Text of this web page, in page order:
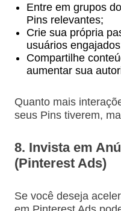
Entre em grupos
Pins relevantes;
Crie sua própria
usuários
Compartilhe
aumentar sua
Quanto mais
seus Pins tiverem,
8. Invista em
(Pinterest Ads)
Se você deseja